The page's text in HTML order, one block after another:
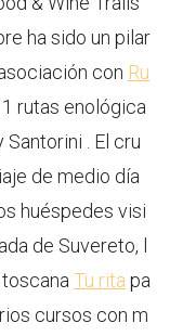
ha sido un pilar
con Ru
rutas enológica
. El cru
de medio día
huéspedes visi
de Suvereto, l
Tu rita pa
cursos con m